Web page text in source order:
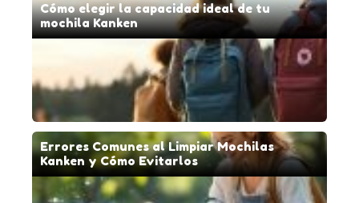
Cómo elegir la capacidad ideal de tu
mochila Kanken
Errores Comunes al Limpiar Mochilas
Kanken y Cómo Evitarlos